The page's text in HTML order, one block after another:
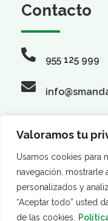
Valoramos tu
Usamos cookies para
navegación, mostrarle
personalizados y
“Aceptar todo” usted
de las cookies.
Contacto
955 125 999
Síguenos